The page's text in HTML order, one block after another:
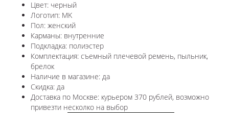
Цвет: черный
Логотип: MK
Пол: женский
Карманы: внутренние
Подкладка: полиэстер
Комплектация: съемный плечевой ремень, пыльник,
брелок
Наличие в магазине: да
Скидка: да
Доставка по Москве: курьером 370 рублей, возможно
привезти несколко на выбор